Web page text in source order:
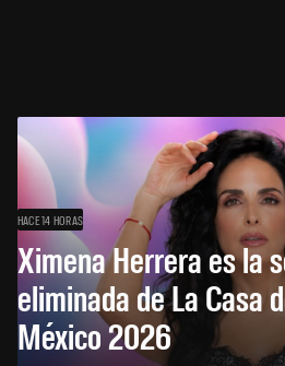
HACE 14 HORAS
Ximena Herrera es la
eliminada de La Casa
México 2026